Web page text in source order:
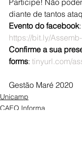
Participe! Não
diante de tantos
Evento do facebook:
https://bit.ly/
Confirme a sua
forms: tinyurl.com/
Gestão Maré 2020
Unicamp
CAEQ Informa